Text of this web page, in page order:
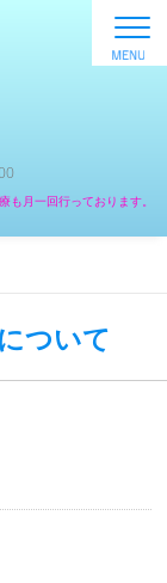
も月一回行っております。
ついて